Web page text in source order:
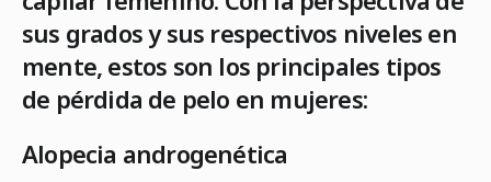
sus grados y sus respectivos niveles en
mente, estos son los principales tipos
de pérdida de pelo en mujeres:
Alopecia androgenética